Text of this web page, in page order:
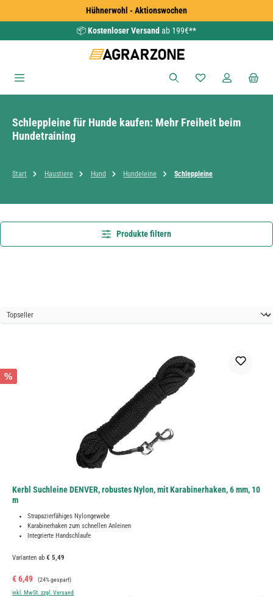
Zum Hauptinhalt springenHühnerwohl - Aktionswochen
📦Kostenloser Versand ab 199€**
Du hast 0
Schleppleine für Hunde kaufen: Mehr Freiheit beim
Hundetraining
Start Haustiere Hund Hundeleine Schleppleine
Produkte filtern
%
Kerbl Suchleine DENVER, robustes Nylon, mit Karabinerhaken, 6 mm, 10
m
Strapazierfähiges Nylongewebe
Karabinerhaken zum schnellen Anleinen
Integrierte Handschlaufe
Varianten ab € 5,49
Verkaufspreis:
€ 6,49 Regulärer Preis:
(24% gespart)
inkl. MwSt. zzgl. Versand